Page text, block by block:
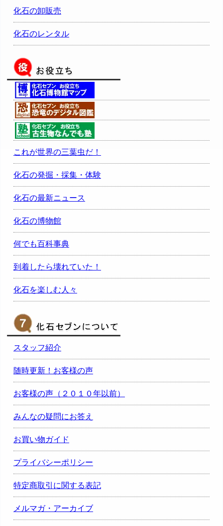
化石の卸販売
化石のレンタル
これが世界の三葉虫だ！
化石の発掘・採集・体験
化石の最新ニュース
化石の博物館
何でも百科事典
到着したら壊れていた！
化石を楽しむ人々
スタッフ紹介
随時更新！お客様の声
お客様の声（２０１０年以前）
みんなの疑問にお答え
お買い物ガイド
プライバシーポリシー
特定商取引に関する表記
メルマガ・アーカイブ